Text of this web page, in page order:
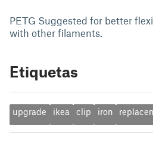
PETG Suggested for better
with other filaments.
Etiquetas
upgrade ikea clip iron